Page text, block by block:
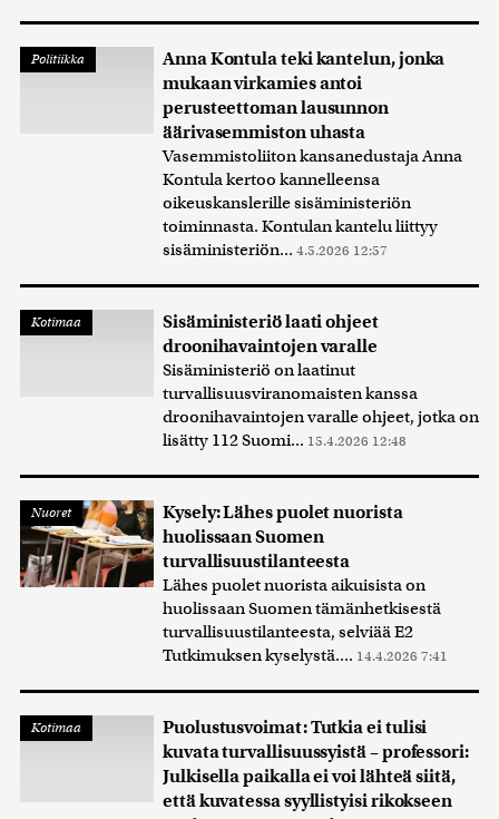
Politiikka
Anna Kontula teki kantelun, jonka
mukaan virkamies antoi
perusteettoman lausunnon
äärivasemmiston uhasta
Vasemmistoliiton kansanedustaja Anna
Kontula kertoo kannelleensa
oikeuskanslerille sisäministeriön
toiminnasta. Kontulan kantelu liittyy
sisäministeriön... 4.5.2026 12:57
Kotimaa
Sisäministeriö laati ohjeet
droonihavaintojen varalle
Sisäministeriö on laatinut
turvallisuusviranomaisten kanssa
droonihavaintojen varalle ohjeet, jotka on
lisätty 112 Suomi... 15.4.2026 12:48
Nuoret
Kysely: Lähes puolet nuorista
huolissaan Suomen
turvallisuustilanteesta
Lähes puolet nuorista aikuisista on
huolissaan Suomen tämänhetkisestä
turvallisuustilanteesta, selviää E2
Tutkimuksen kyselystä.... 14.4.2026 7:41
Kotimaa
Puolustusvoimat: Tutkia ei tulisi
kuvata turvallisuussyistä – professori:
Julkisella paikalla ei voi lähteä siitä,
että kuvatessa syyllistyisi rikokseen